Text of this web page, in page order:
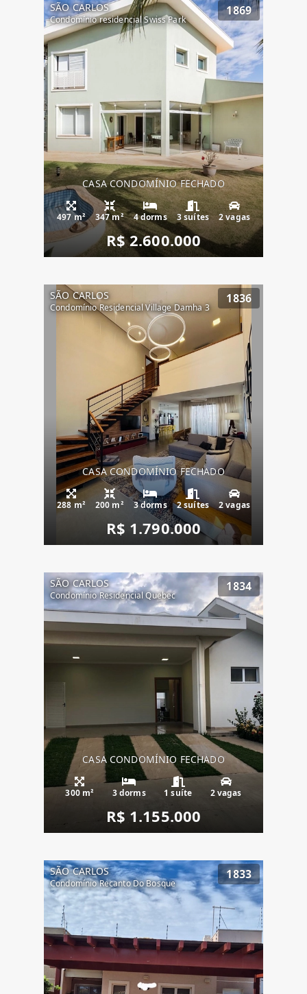
SÃO CARLOS
Condomínio residencial Swiss Park
1869
CASA CONDOMÍNIO FECHADO
497 m² 347 m² 4 dorms 3 suítes 2 vagas
R$ 2.600.000
SÃO CARLOS
Condomínio Residencial Village Damha 3
1836
CASA CONDOMÍNIO FECHADO
288 m² 200 m² 3 dorms 2 suítes 2 vagas
R$ 1.790.000
SÃO CARLOS
Condomínio Residencial Quebec
1834
CASA CONDOMÍNIO FECHADO
300 m² 3 dorms 1 suíte 2 vagas
R$ 1.155.000
SÃO CARLOS
Condomínio Recanto Do Bosque
1833